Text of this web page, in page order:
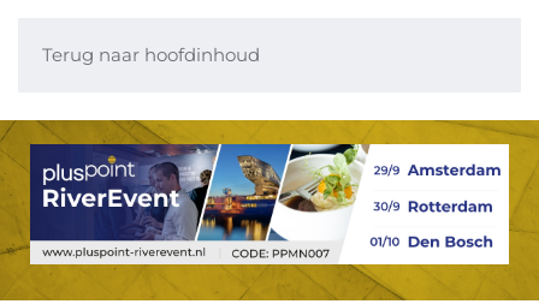
Terug naar hoofdinhoud